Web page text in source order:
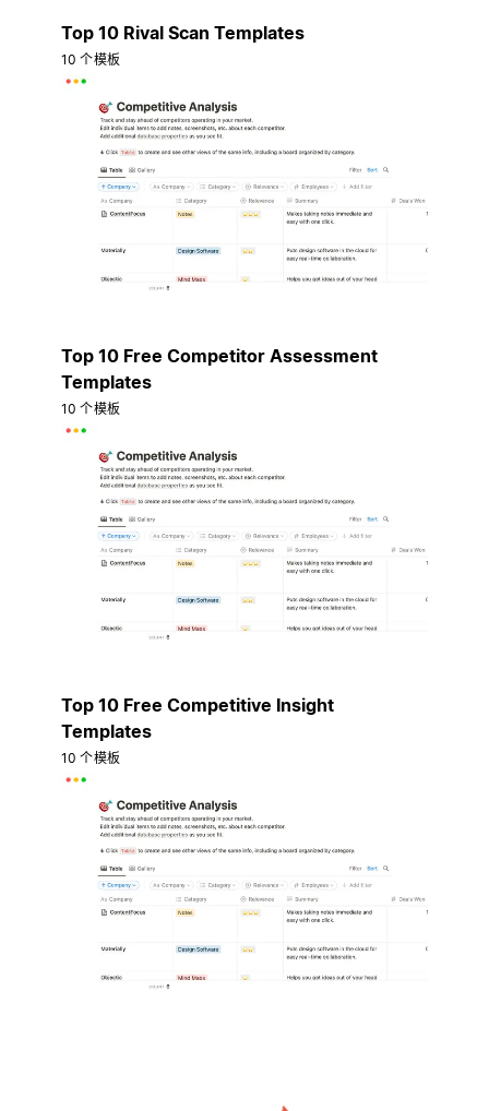
Top 10 Rival Scan Templates
10 个模板
Top 10 Free Competitor Assessment
Templates
10 个模板
Top 10 Free Competitive Insight
Templates
10 个模板